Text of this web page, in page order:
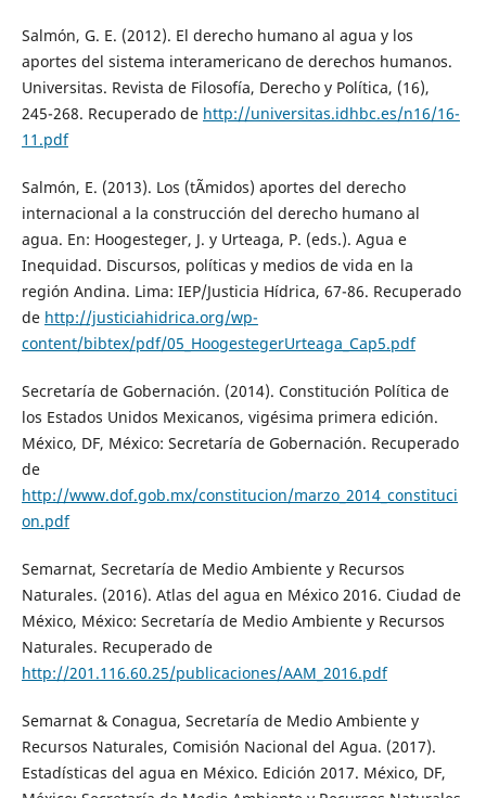
Salmón, G. E. (2012). El derecho humano al agua y los
aportes del sistema interamericano de derechos humanos.
Universitas. Revista de Filosofía, Derecho y Política, (16),
245-268. Recuperado de http://universitas.idhbc.es/n16/16-
11.pdf
Salmón, E. (2013). Los (tÃ­midos) aportes del derecho
internacional a la construcción del derecho humano al
agua. En: Hoogesteger, J. y Urteaga, P. (eds.). Agua e
Inequidad. Discursos, políticas y medios de vida en la
región Andina. Lima: IEP/Justicia Hídrica, 67-86. Recuperado
de http://justiciahidrica.org/wp-
content/bibtex/pdf/05_HoogestegerUrteaga_Cap5.pdf
Secretaría de Gobernación. (2014). Constitución Política de
los Estados Unidos Mexicanos, vigésima primera edición.
México, DF, México: Secretaría de Gobernación. Recuperado
de
http://www.dof.gob.mx/constitucion/marzo_2014_constituci
on.pdf
Semarnat, Secretaría de Medio Ambiente y Recursos
Naturales. (2016). Atlas del agua en México 2016. Ciudad de
México, México: Secretaría de Medio Ambiente y Recursos
Naturales. Recuperado de
http://201.116.60.25/publicaciones/AAM_2016.pdf
Semarnat & Conagua, Secretaría de Medio Ambiente y
Recursos Naturales, Comisión Nacional del Agua. (2017).
Estadísticas del agua en México. Edición 2017. México, DF,